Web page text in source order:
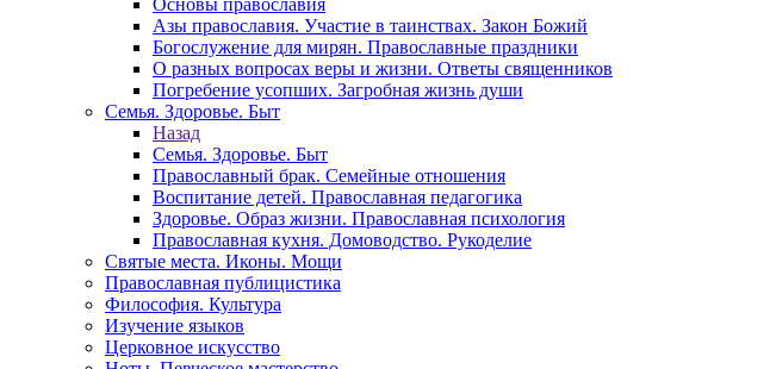
Основы православия
Азы православия. Участие в таинствах. Закон Божий
Богослужение для мирян. Православные праздники
О разных вопросах веры и жизни. Ответы священников
Погребение усопших. Загробная жизнь души
Семья. Здоровье. Быт
Назад
Семья. Здоровье. Быт
Православный брак. Семейные отношения
Воспитание детей. Православная педагогика
Здоровье. Образ жизни. Православная психология
Православная кухня. Домоводство. Рукоделие
Святые места. Иконы. Мощи
Православная публицистика
Философия. Культура
Изучение языков
Церковное искусство